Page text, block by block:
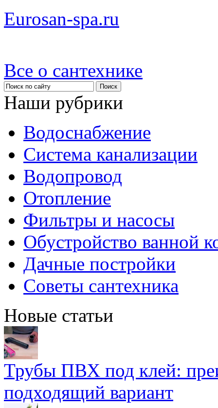
Eurosan-spa.ru
Все о сантехнике
Наши рубрики
Водоснабжение
Система канализации
Водопровод
Отопление
Фильтры и насосы
Обустройство ванной
Дачные постройки
Советы сантехника
Новые статьи
Трубы ПВХ под клей:
подходящий вариант